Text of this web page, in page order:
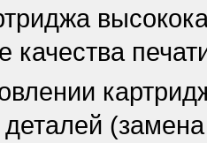
качества